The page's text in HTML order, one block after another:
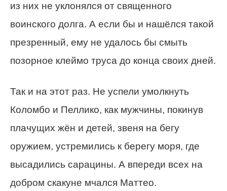
из них не уклонялся от священного
воинского долга. А если бы и нашёлся такой
презренный, ему не удалось бы смыть
позорное клеймо труса до конца своих дней.
Так и на этот раз. Не успели умолкнуть
Коломбо и Пеллико, как мужчины, покинув
плачущих жён и детей, звеня на бегу
оружием, устремились к берегу моря, где
высадились сарацины. А впереди всех на
добром скакуне мчался Маттео.